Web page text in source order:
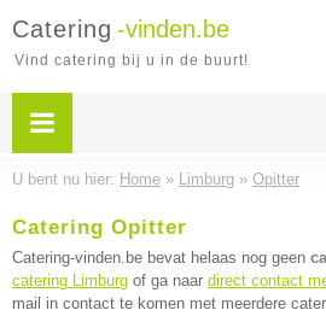
Catering -vinden.be
Vind catering bij u in de buurt!
U bent nu hier: Home » Limburg » Opitter
Catering Opitter
Catering-vinden.be bevat helaas nog geen
catering Limburg of ga naar direct contact
mail in contact te komen met meerdere